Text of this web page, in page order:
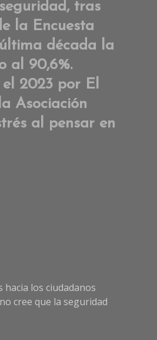
tras
la Encuesta
década la
al 90,6%.
2023 por El
Asociación
al pensar en
los ciudadanos
cree que la seguridad